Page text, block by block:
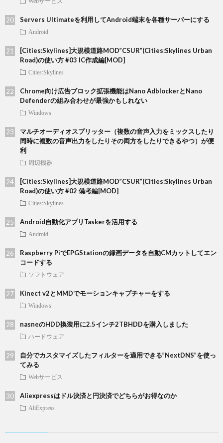
Servers Ultimateを利用してAndroid端末を各種サーバーにする
Android
[Cities:Skylines]大規模道路MOD”CSUR”(Cities:Skylines Urban
Road)の使い方 #03 IC作成編[MOD]
Cities:Skylines
Chrome向け広告ブロック拡張機能はNano AdblockerとNano
Defenderの組み合わせが最強かもしれない
Windows
マルチオーディオスプリッター（複数の音声入力をミックスしたり
同時に複数の音声出力をしたりその両方をしたりできるやつ）が便
利
周辺機器
[Cities:Skylines]大規模道路MOD”CSUR”(Cities:Skylines Urban
Road)の使い方 #02 備考編[MOD]
Cities:Skylines
Android自動化アプリTaskerを活用する
Android
Raspberry PiでEPGStationの録画データを自動CMカットしてエン
コードする
ソフトウェア
Kinect v2とMMDでモーションキャプチャーをする
Windows
nasneのHDD換装用に2.5インチ2TBHDDを購入しました
ハードウェア
自分でカスタマイズしたフィルターを適用できる”NextDNS”を使っ
てみる
Webサービス
Aliexpressはドル決済と円決済でどちらがお得なのか
AliExpress